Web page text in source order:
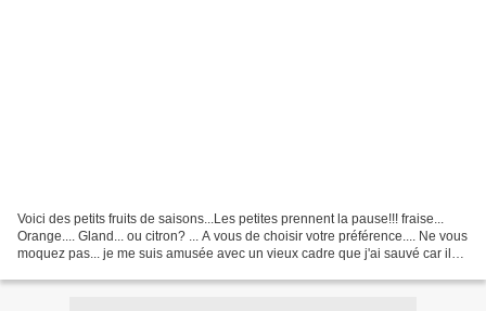
Voici des petits fruits de saisons...Les petites prennent la pause!!! fraise...
Orange.... Gland... ou citron? ... A vous de choisir votre préférence.... Ne vous
moquez pas... je me suis amusée avec un vieux cadre que j'ai sauvé car il